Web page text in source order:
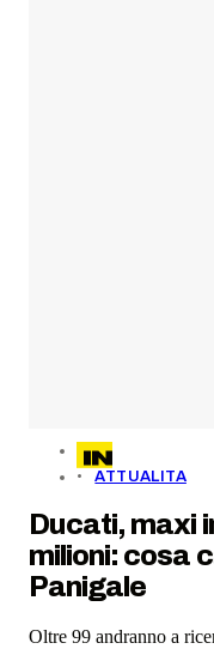
ATTUALITA
Ducati, maxi
milioni: cosa
Panigale
Oltre 99 andranno a